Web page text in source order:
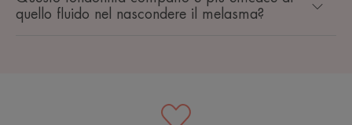
quello fluido nel nascondere il melasma?